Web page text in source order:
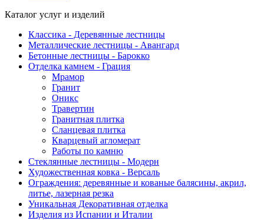
Каталог услуг и изделий
Классика - Деревянные лестницы
Металлические лестницы - Авангард
Бетонные лестницы - Барокко
Отделка камнем - Грация
Мрамор
Гранит
Оникс
Травертин
Гранитная плитка
Сланцевая плитка
Кварцевый агломерат
Работы по камню
Стеклянные лестницы - Модерн
Художественная ковка - Версаль
Ограждения: деревянные и кованые балясины, акрил,
литье, лазерная резка
Уникальная Декоративная отделка
Изделия из Испании и Италии